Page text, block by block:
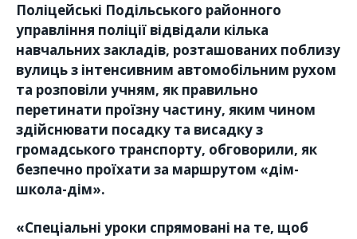
Поліцейські Подільського районного
управління поліції відвідали кілька
навчальних закладів, розташованих поблизу
вулиць з інтенсивним автомобільним рухом
та розповіли учням, як правильно
перетинати проїзну частину, яким чином
здійснювати посадку та висадку з
громадського транспорту, обговорили, як
безпечно проїхати за маршрутом «дім-
школа-дім».
«Спеціальні уроки спрямовані на те, щоб